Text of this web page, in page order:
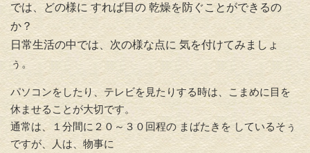
では、どの様に すれば目の 乾燥を防ぐことができるの
か？
日常生活の中では、次の様な点に 気を付けてみましょ
ぅ。
パソコンをしたり、テレビを見たりする時は、こまめに目を
休ませることが大切です。
通常は、１分間に２０～３０回程の まばたきを しているそぅ
ですが、人は、物事に